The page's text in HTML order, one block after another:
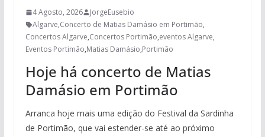
4 Agosto, 2026
JorgeEusebio
Algarve,Concerto de Matias Damásio em Portimão,
Concertos Algarve,Concertos Portimão,eventos Algarve,
Eventos Portimão,Matias Damásio,Portimão
Hoje há concerto de Matias
Damásio em Portimão
Arranca hoje mais uma edição do Festival da Sardinha
de Portimão, que vai estender-se até ao próximo